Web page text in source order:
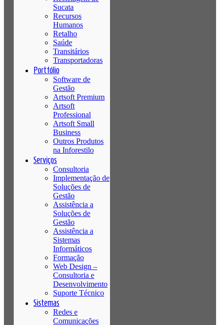
Sucata
Recursos
Humanos
Retalho
Saúde
Transitários
Transportadoras
Portfólio
Software de
Gestão
Artsoft Premium
Artsoft
Professional
Artsoft Small
Business
Outros Produtos
na Inforestilo
Serviços
Consultoria
Implementação de
Soluções de
Gestão
Assistência a
Soluções de
Gestão
Assistência a
Sistemas
Informáticos
Formação
Web Design –
Consultoria e
Desenvolvimento
Suporte Técnico
Sistemas
Redes e
Comunicações